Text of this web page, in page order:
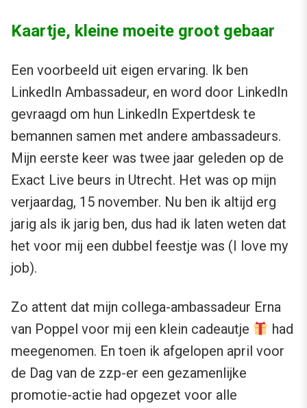
Kaartje, kleine moeite groot gebaar
Een voorbeeld uit eigen ervaring. Ik ben
LinkedIn Ambassadeur, en word door LinkedIn
gevraagd om hun LinkedIn Expertdesk te
bemannen samen met andere ambassadeurs.
Mijn eerste keer was twee jaar geleden op de
Exact Live beurs in Utrecht. Het was op mijn
verjaardag, 15 november. Nu ben ik altijd erg
jarig als ik jarig ben, dus had ik laten weten dat
het voor mij een dubbel feestje was (I love my
job).
Zo attent dat mijn collega-ambassadeur Erna
van Poppel voor mij een klein cadeautje
had
meegenomen. En toen ik afgelopen april voor
de Dag van de zzp-er een gezamenlijke
promotie-actie had opgezet voor alle